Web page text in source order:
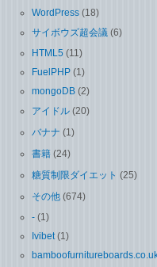
WordPress (18)
サイボウズ超会議 (6)
HTML5 (11)
FuelPHP (1)
mongoDB (2)
アイドル (20)
バナナ (1)
書籍 (24)
糖質制限ダイエット (25)
その他 (674)
- (1)
Ivibet(1)